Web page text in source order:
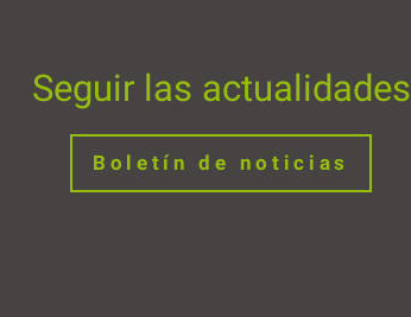
Seguir las actualidades
Boletín de noticias